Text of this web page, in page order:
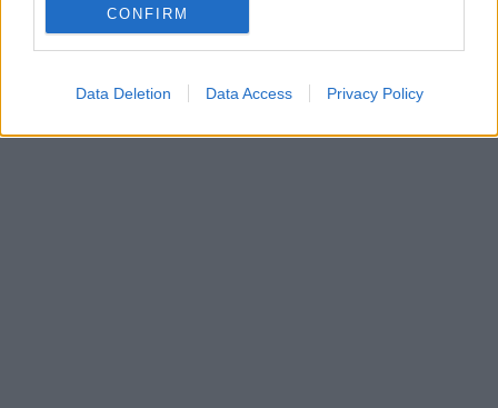
CONFIRM
Data Deletion Data Access Privacy Policy
οταν ειμαστε πολλοι δεν εχουμε να φοβηθουμε τιποτα,
αρκει να απλωνουμε, οταν ξαποσταζουμε το χερι μας
Οδηγός για τον νέο Αναπληρωτή εκπαιδευτικό 3.7